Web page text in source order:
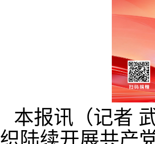
本报讯（记者
织陆续开展共产